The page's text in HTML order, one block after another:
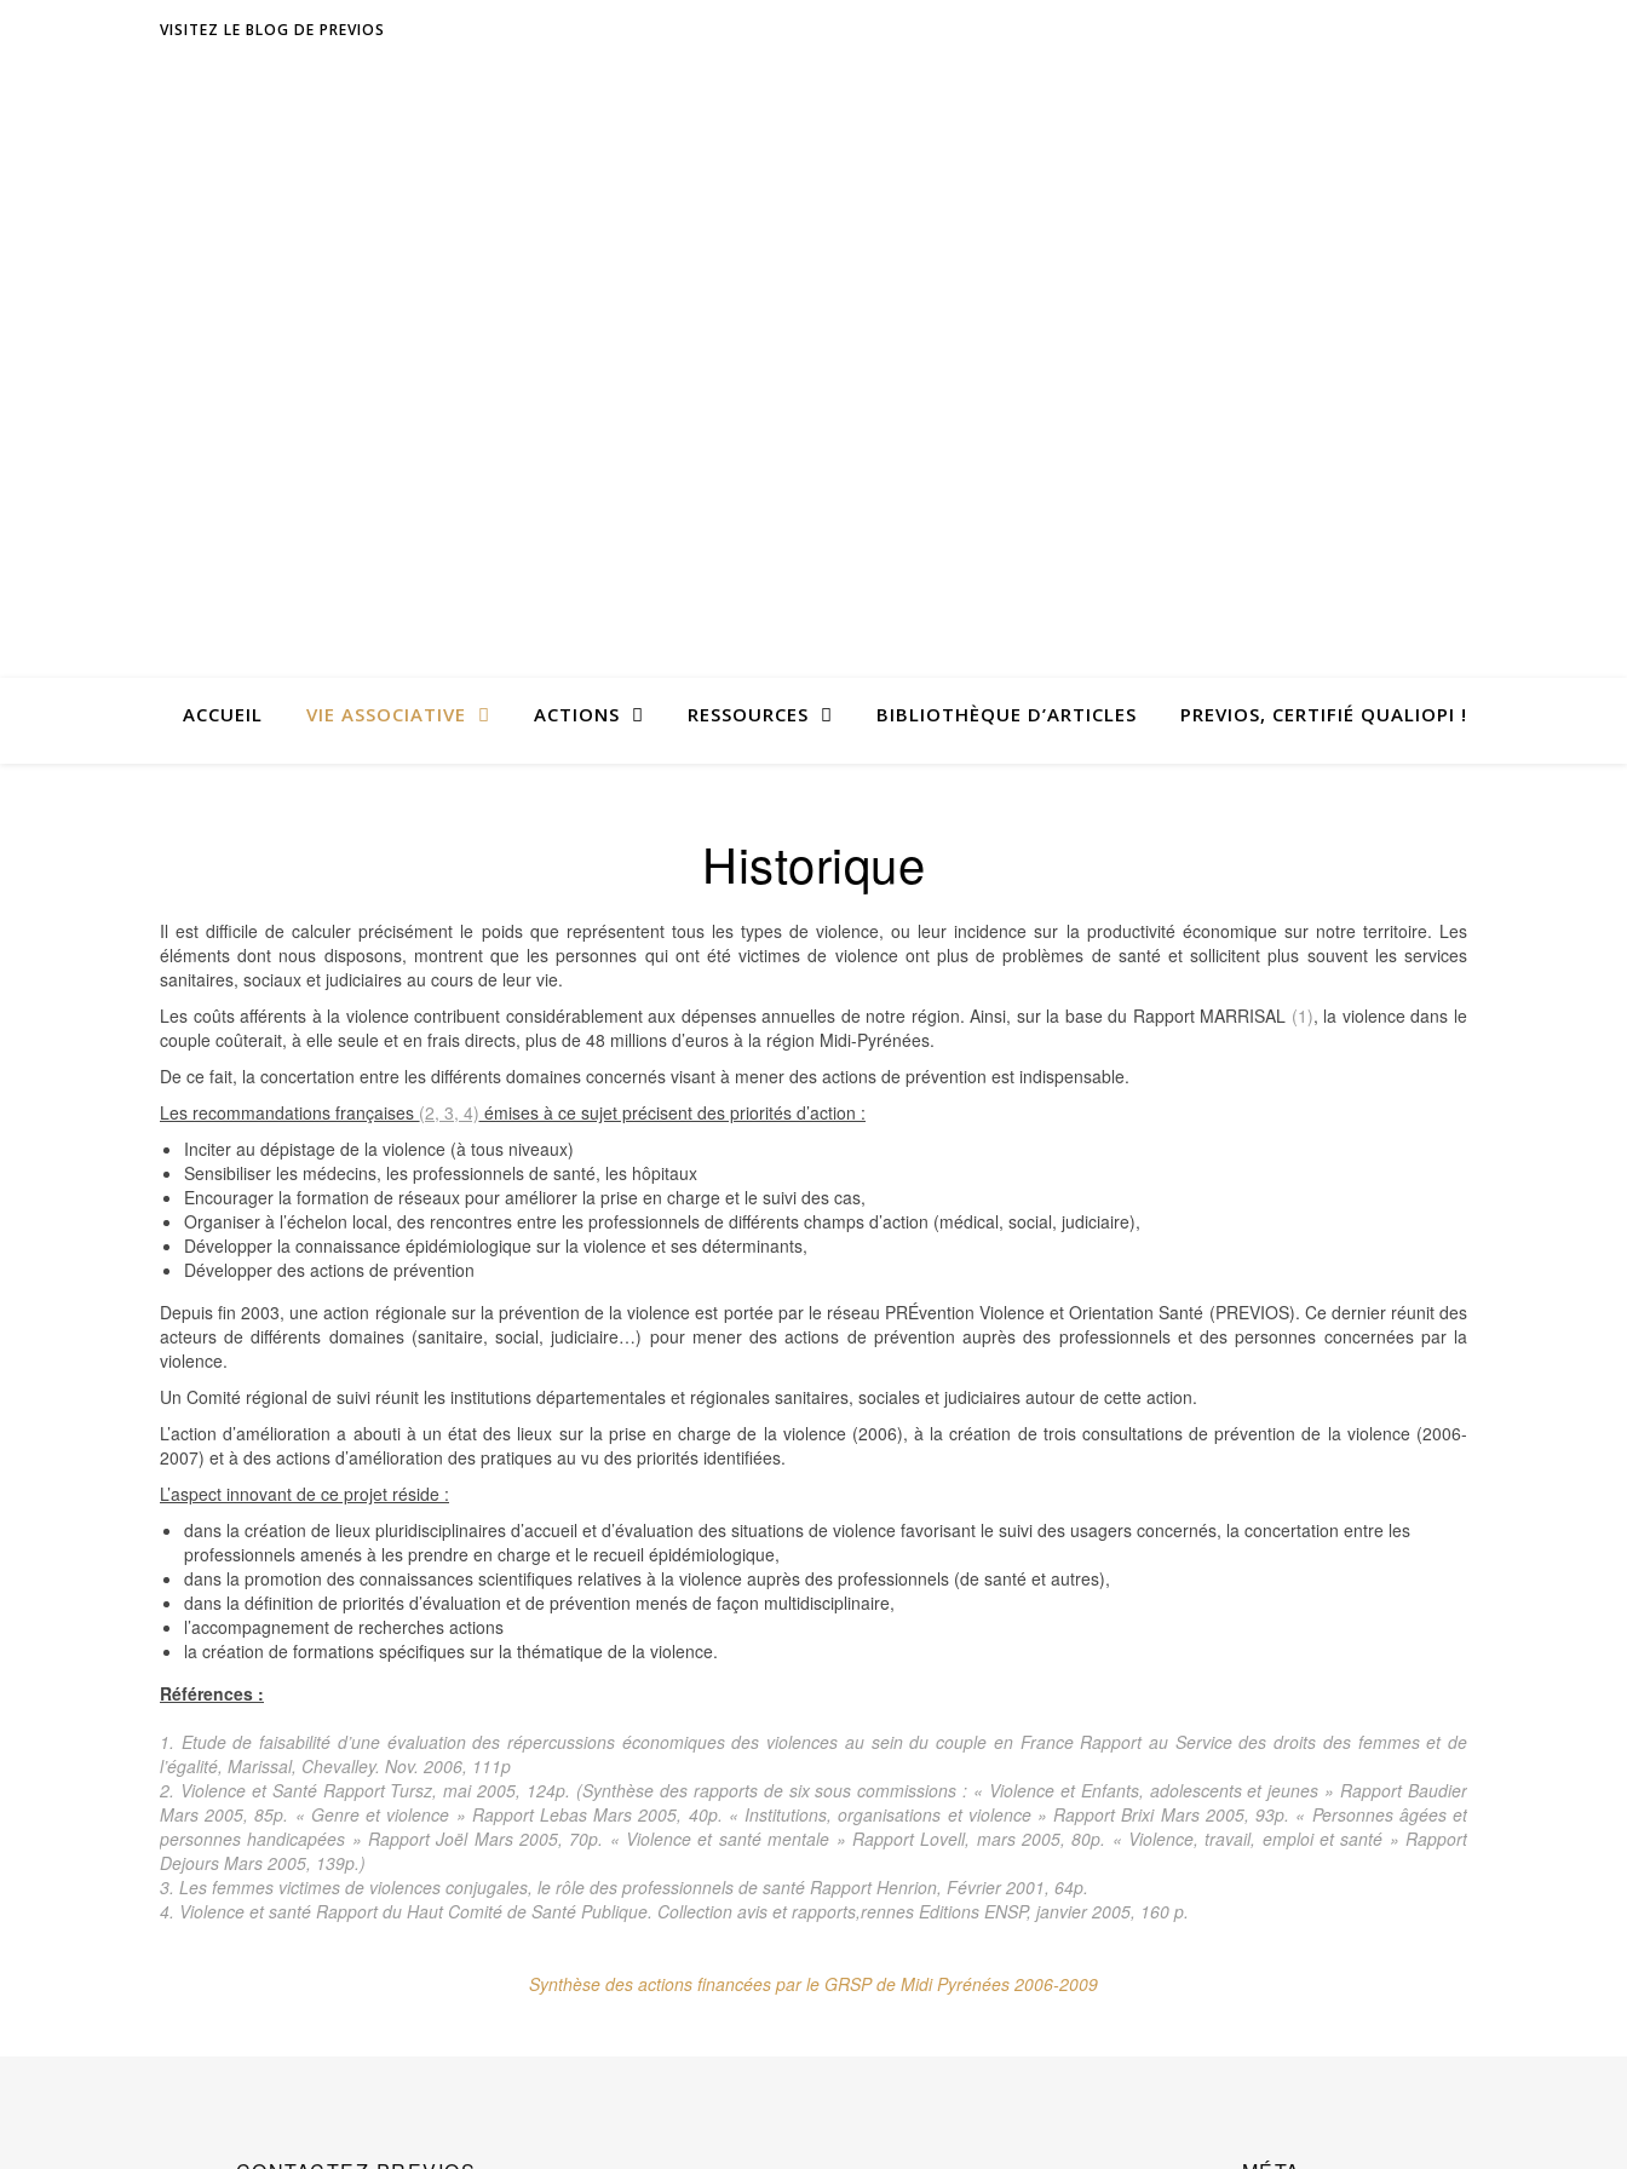
VISITEZ LE BLOG DE PREVIOS
ACCUEIL VIE ASSOCIATIVE ACTIONS RESSOURCES BIBLIOTHÈQUE D’ARTICLES PREVIOS, CERTIFIÉ QUALIOPI !
Historique
Il est difficile de calculer précisément le poids que représentent tous les types de violence, ou leur incidence sur la productivité économique sur notre territoire. Les
éléments dont nous disposons, montrent que les personnes qui ont été victimes de violence ont plus de problèmes de santé et sollicitent plus souvent les services
sanitaires, sociaux et judiciaires au cours de leur vie.
Les coûts afférents à la violence contribuent considérablement aux dépenses annuelles de notre région. Ainsi, sur la base du Rapport MARRISAL (1), la violence dans le
couple coûterait, à elle seule et en frais directs, plus de 48 millions d’euros à la région Midi-Pyrénées.
De ce fait, la concertation entre les différents domaines concernés visant à mener des actions de prévention est indispensable.
Les recommandations françaises (2, 3, 4) émises à ce sujet précisent des priorités d’action :
Inciter au dépistage de la violence (à tous niveaux)
Sensibiliser les médecins, les professionnels de santé, les hôpitaux
Encourager la formation de réseaux pour améliorer la prise en charge et le suivi des cas,
Organiser à l’échelon local, des rencontres entre les professionnels de différents champs d’action (médical, social, judiciaire),
Développer la connaissance épidémiologique sur la violence et ses déterminants,
Développer des actions de prévention
Depuis fin 2003, une action régionale sur la prévention de la violence est portée par le réseau PRÉvention Violence et Orientation Santé (PREVIOS). Ce dernier réunit des
acteurs de différents domaines (sanitaire, social, judiciaire…) pour mener des actions de prévention auprès des professionnels et des personnes concernées par la
violence.
Un Comité régional de suivi réunit les institutions départementales et régionales sanitaires, sociales et judiciaires autour de cette action.
L’action d’amélioration a abouti à un état des lieux sur la prise en charge de la violence (2006), à la création de trois consultations de prévention de la violence (2006-
2007) et à des actions d’amélioration des pratiques au vu des priorités identifiées.
L’aspect innovant de ce projet réside :
dans la création de lieux pluridisciplinaires d’accueil et d’évaluation des situations de violence favorisant le suivi des usagers concernés, la concertation entre les
professionnels amenés à les prendre en charge et le recueil épidémiologique,
dans la promotion des connaissances scientifiques relatives à la violence auprès des professionnels (de santé et autres),
dans la définition de priorités d’évaluation et de prévention menés de façon multidisciplinaire,
l’accompagnement de recherches actions
la création de formations spécifiques sur la thématique de la violence.
Références :
1. Etude de faisabilité d’une évaluation des répercussions économiques des violences au sein du couple en France Rapport au Service des droits des femmes et de
l’égalité, Marissal, Chevalley. Nov. 2006, 111p
2. Violence et Santé Rapport Tursz, mai 2005, 124p. (Synthèse des rapports de six sous commissions : « Violence et Enfants, adolescents et jeunes » Rapport Baudier
Mars 2005, 85p. « Genre et violence » Rapport Lebas Mars 2005, 40p. « Institutions, organisations et violence » Rapport Brixi Mars 2005, 93p. « Personnes âgées et
personnes handicapées » Rapport Joël Mars 2005, 70p. « Violence et santé mentale » Rapport Lovell, mars 2005, 80p. « Violence, travail, emploi et santé » Rapport
Dejours Mars 2005, 139p.)
3. Les femmes victimes de violences conjugales, le rôle des professionnels de santé Rapport Henrion, Février 2001, 64p.
4. Violence et santé Rapport du Haut Comité de Santé Publique. Collection avis et rapports,rennes Editions ENSP, janvier 2005, 160 p.
Synthèse des actions financées par le GRSP de Midi Pyrénées 2006-2009